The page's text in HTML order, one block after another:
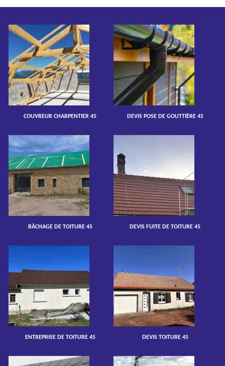
COUVREUR CHARPENTIER 45 DEVIS POSE DE GOUTTIÈRE 45
BÂCHAGE DE TOITURE 45 DEVIS FUITE DE TOITURE 45
ENTREPRISE DE TOITURE 45 DEVIS TOITURE 45